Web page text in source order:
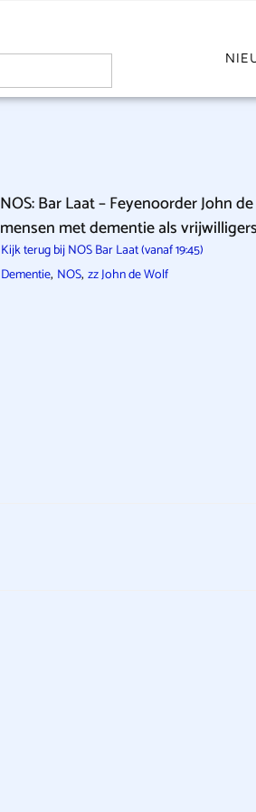
NOS: Bar Laat – Feyenoorder John
mensen met dementie als
Kijk terug bij NOS Bar Laat (vanaf 19:45)
Dementie, NOS, zz John de Wolf